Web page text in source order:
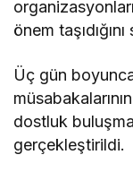
önem
Üç gün
dostluk
gerçekleştirildi.